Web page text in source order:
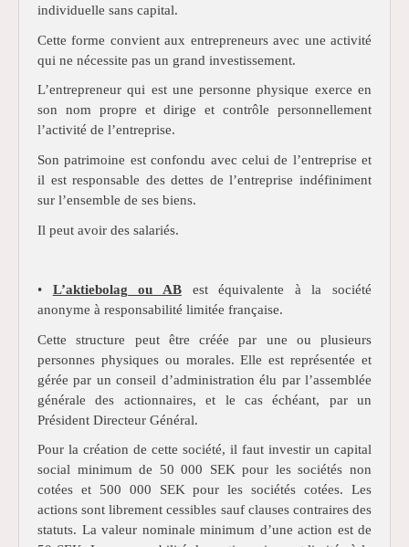
individuelle sans capital.
Cette forme convient aux entrepreneurs avec une activité
qui ne nécessite pas un grand investissement.
L’entrepreneur qui est une personne physique exerce en
son nom propre et dirige et contrôle personnellement
l’activité de l’entreprise.
Son patrimoine est confondu avec celui de l’entreprise et
il est responsable des dettes de l’entreprise indéfiniment
sur l’ensemble de ses biens.
Il peut avoir des salariés.
• L’aktiebolag ou ABest équivalente à la société
anonyme à responsabilité limitée française.
Cette structure peut être créée par une ou plusieurs
personnes physiques ou morales. Elle est représentée et
gérée par un conseil d’administration élu par l’assemblée
générale des actionnaires, et le cas échéant, par un
Président Directeur Général.
Pour la création de cette société, il faut investir un capital
social minimum de 50 000 SEK pour les sociétés non
cotées et 500 000 SEK pour les sociétés cotées. Les
actions sont librement cessibles sauf clauses contraires des
statuts. La valeur nominale minimum d’une action est de